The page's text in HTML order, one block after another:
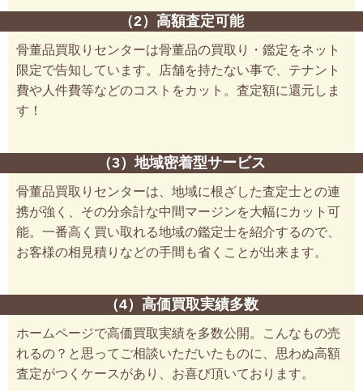
（2）高額査定可能
骨董品買取りセンターは骨董品の買取り・鑑定をネット
限定で告知しています。店舗を持たない事で、テナント
費や人件費等などのコストをカット。査定額に還元しま
す！
（3）地域密着型サービス
骨董品買取りセンターは、地域に根ざした査定士との連
携が強く、その分余計な中間マージンを大幅にカット可
能。一番高く買い取れる地域の鑑定士を紹介するので、
お客様の相見積りなどの手間も省くことが出来ます。
（4）高価買取実績多数
ホームページで高価買取実績を多数公開。こんなもの売
れるの？と思ってご相談いただいたものに、思わぬ高額
査定がつくケースがあり、お喜び頂いております。